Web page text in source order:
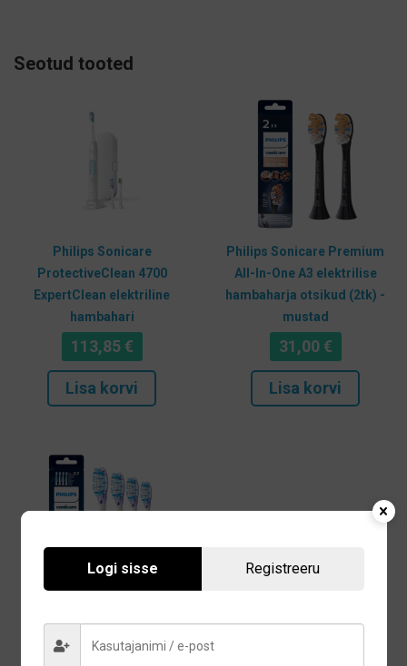
Seotud tooted
Philips Sonicare
ProtectiveClean 4700
ExpertClean elektriline
hambahari
113,85€
Lisa korvi
Philips Sonicare Premium
All-In-One A3 elektrilise
hambaharja otsikud (2tk) -
mustad
31,00€
Lisa korvi
Gum Care G3 elektrilise
hambaharja otsikud (4tk) -
Logi sisse Registreeru